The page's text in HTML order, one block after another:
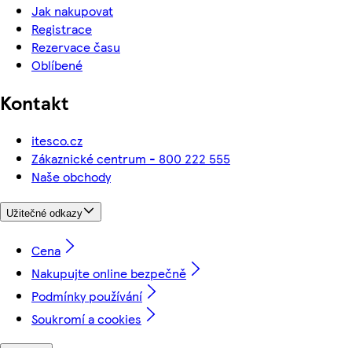
Jak nakupovat
Registrace
Rezervace času
Oblíbené
Kontakt
itesco.cz
Zákaznické centrum - 800 222 555
Naše obchody
Užitečné odkazy
Cena
Nakupujte online bezpečně
Podmínky používání
Soukromí a cookies